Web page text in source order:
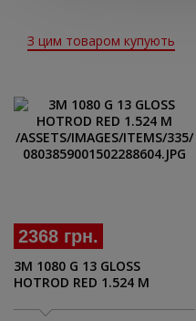
З цим товаром купують
2368 грн.
3М 1080 G 13 GLOSS
HOTROD RED 1.524 M